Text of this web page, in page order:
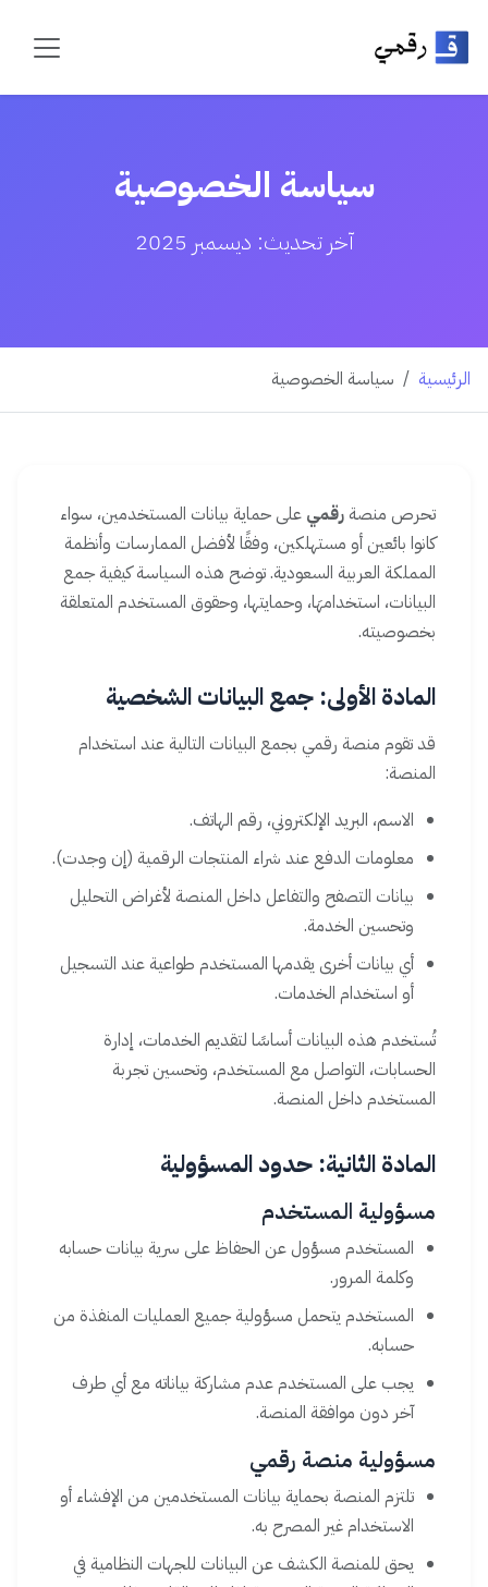
سياسة الخصوصية
آخر تحديث: ديسمبر 2025
الرئيسية سياسة الخصوصية
تحرص منصة رقمي على حماية بيانات المستخدمين، سواء
كانوا بائعين أو مستهلكين، وفقًا لأفضل الممارسات وأنظمة
المملكة العربية السعودية. توضح هذه السياسة كيفية جمع
البيانات، استخدامهَا، وحمايتها، وحقوق المستخدم المتعلقة
بخصوصيته.
المادة الأولى: جمع البيانات الشخصية
قد تقوم منصة رقمي بجمع البيانات التالية عند استخدام
المنصة:
الاسم، البريد الإلكتروني، رقم الهاتف.
معلومات الدفع عند شراء المنتجات الرقمية (إن وجدت).
بيانات التصفح والتفاعل داخل المنصة لأغراض التحليل
وتحسين الخدمة.
أي بيانات أخرى يقدمها المستخدم طواعية عند التسجيل
أو استخدام الخدمات.
تُستخدم هذه البيانات أساسًا لتقديم الخدمات، إدارة
الحسابات، التواصل مع المستخدم، وتحسين تجربة
المستخدم داخل المنصة.
المادة الثانية: حدود المسؤولية
مسؤولية المستخدم
المستخدم مسؤول عن الحفاظ على سرية بيانات حسابه
وكلمة المرور.
المستخدم يتحمل مسؤولية جميع العمليات المنفذة من
حسابه.
يجب على المستخدم عدم مشاركة بياناته مع أي طرف
آخر دون موافقة المنصة.
مسؤولية منصة رقمي
تلتزم المنصة بحماية بيانات المستخدمين من الإفشاء أو
الاستخدام غير المصرح به.
يحق للمنصة الكشف عن البيانات للجهات النظامية في